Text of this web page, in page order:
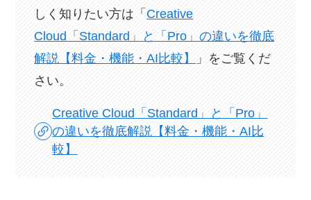
しく知りたい方は「 Creative
Cloud「Standard」と「Pro」の違いを徹底
解説【料金・機能・AI比較】
」をご覧くだ
さい。
Creative Cloud「Standard」と「Pro」
の違いを徹底解説【料金・機能・AI比
較】